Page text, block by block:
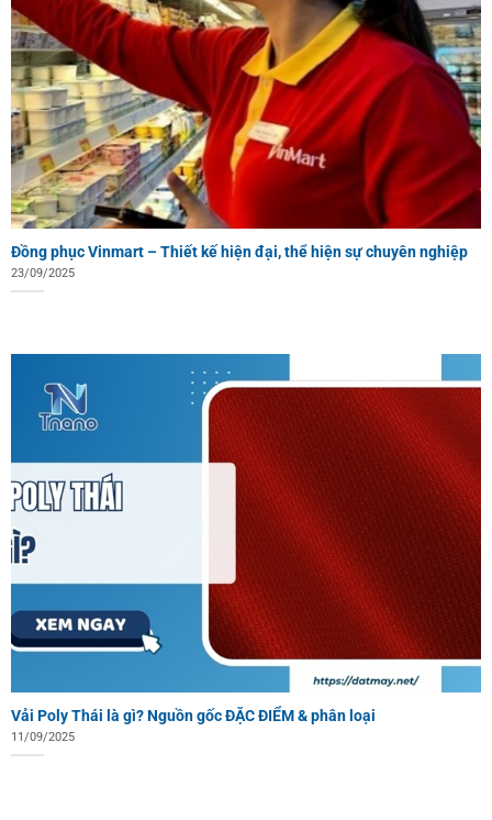
Đồng phục Vinmart – Thiết kế hiện đại, thể hiện sự chuyên nghiệp
23/09/2025
Vải Poly Thái là gì? Nguồn gốc ĐẶC ĐIỂM & phân loại
11/09/2025